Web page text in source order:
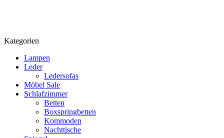
Kategorien
Lampen
Leder
Ledersofas
Möbel Sale
Schlafzimmer
Betten
Boxspringbetten
Kommoden
Nachttische